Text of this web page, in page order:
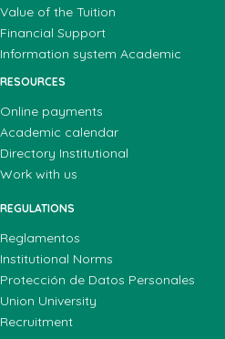
Value of the Tuition
Financial Support
Information system Academic
RESOURCES
Online payments
Academic calendar
Directory Institutional
Work with us
REGULATIONS
Reglamentos
Institutional Norms
Protección de Datos Personales
Union University
Recruitment